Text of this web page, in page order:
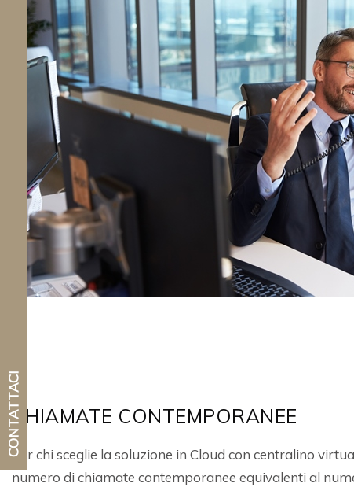
CHIAMATE CONTEMPORANEE
Per chi sceglie la soluzione in Cloud con centralino
numero di chiamate contemporanee equivalenti al
CONTATTACI